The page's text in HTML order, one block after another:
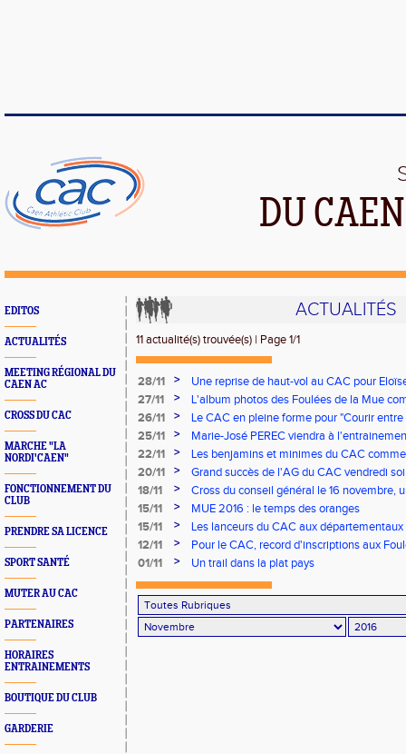
DU
EDITOS
ACTUALITÉS
MEETING RÉGIONAL DU
CAEN AC
CROSS DU CAC
MARCHE "LA
NORDI'CAEN"
FONCTIONNEMENT DU
CLUB
PRENDRE SA LICENCE
SPORT SANTÉ
MUTER AU CAC
PARTENAIRES
HORAIRES
ENTRAINEMENTS
BOUTIQUE DU CLUB
GARDERIE
ACTUALITÉS
11 actualité(s) trouvée(s) | Page 1/1
28/11 >
Une reprise de haut-vol au CAC pour
perche, une perf nationale 2
27/11 >
L'album photos des Foulées de la Mue
26/11
>
Le CAC en pleine forme pour "Courir entre
25/11
>
Marie-José PEREC viendra à
mercredi prochain.
22/11 >
Les benjamins et minimes du CAC
!
20/11 >
Grand succès de l'AG du CAC vendredi
18/11
>
Cross du conseil général le 16 novembre,
bien encadré !
15/11 >
MUE 2016 : le temps des oranges
15/11
>
Les lanceurs du CAC aux
12/11
>
Pour le CAC, record d'inscriptions aux
01/11
> Un trail dans la plat pays